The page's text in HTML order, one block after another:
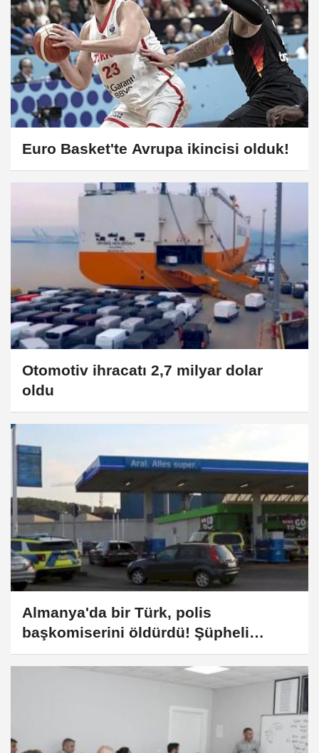
Euro Basket'te Avrupa ikincisi olduk!
Otomotiv ihracatı 2,7 milyar dolar
oldu
Almanya'da bir Türk, polis
başkomiserini öldürdü! Şüpheli
gözaltında